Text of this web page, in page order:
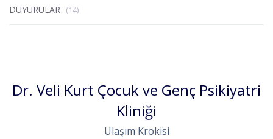
DUYURULAR (14)
Dr. Veli Kurt Çocuk ve Genç Psikiyatri
Kliniği
Ulaşım Krokisi